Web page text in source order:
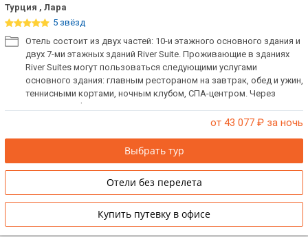
Турция , Лара
5 звёзд
Отель состоит из двух частей: 10-и этажного основного здания и
двух 7-ми этажных зданий River Suite. Проживающие в зданиях
River Suites могут пользоваться следующими услугами
основного здания: главным рестораном на завтрак, обед и ужин,
теннисными кортами, ночным клубом, СПА-центром. Через
дорогу от Aska Lara Resort расположен тематический парк Wet &
Wild с водными горками, бассейнами, пляжем, баром и
от 43 077 ₽ за ночь
Выбрать тур
Отели без перелета
Купить путевку в офисе